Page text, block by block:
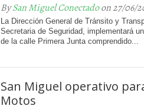
BySan Miguel Conectadoon 27/06/
La Dirección General de Tránsito y
Secretaria de Seguridad, implementará
de la calle Primera Junta comprendido...
San Miguel operativo
Motos